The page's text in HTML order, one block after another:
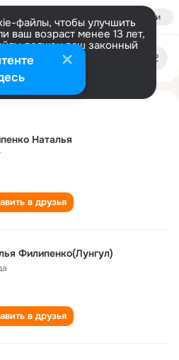
Войти
файлы, чтобы улучшить
ваш возраст менее 13 лет,
должен ваш законный
информации
Настроить
Наталья
в друзья
Филипенко(Лунгул)
в друзья